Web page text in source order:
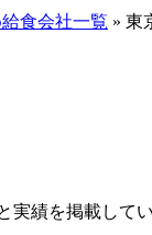
食会社一覧 » 東
績を掲載して